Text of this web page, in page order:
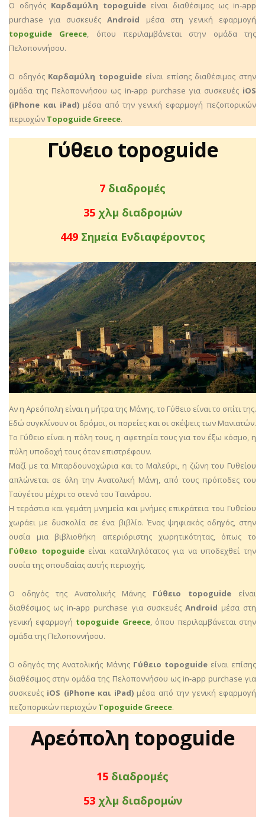
Ο οδηγός Καρδαμύλη topoguideείναι διαθέσιμος ως in-app
purchase για συσκευέςAndroid μέσα στη γενική εφαρμογή
topoguide Greece, όπου περιλαμβάνεται στην ομάδα της
Πελοποννήσου.
Ο οδηγός Καρδαμύλη topoguide είναι επίσης διαθέσιμος στην
ομάδα της Πελοποννήσου ως in-app purchase για συσκευές iOS
(iPhone και iPad)μέσα από την γενική εφαρμογή πεζοπορικών
περιοχών Topoguide Greece.
Γύθειο topoguide
7 διαδρομές
37χλμ διαδρομών
476Σημεία Ενδιαφέροντος
Αν η Αρεόπολη είναι η μήτρα της Μάνης, το Γύθειο είναι το σπίτι της.
Εδώ συγκλίνουν οι δρόμοι, οι πορείες και οι σκέψεις των Μανιατών.
Το Γύθειο είναι η πόλη τους, η αφετηρία τους για τον έξω κόσμο, η
πύλη υποδοχή τους όταν επιστρέφουν.
Μαζί με τα Μπαρδουνοχώρια και το Μαλεύρι, η ζώνη του Γυθείου
απλώνεται σε όλη την Ανατολική Μάνη, από τους πρόποδες του
Ταϋγέτου μέχρι το στενό του Ταινάρου.
Η τεράστια και γεμάτη μνημεία και μνήμες επικράτεια του Γυθείου
χωράει με δυσκολία σε ένα βιβλίο. Ένας ψηφιακός οδηγός, στην
ουσία μια βιβλιοθήκη απεριόριστης χωρητικότητας, όπως το
Γύθειο topoguideείναι καταλληλότατος για να υποδεχθεί την
ουσία της σπουδαίας αυτής περιοχής.
Ο οδηγός της Ανατολικής Μάνης Γύθειο topoguide είναι
διαθέσιμος ως in-app purchase για συσκευές Android μέσα στη
γενική εφαρμογή topoguide Greece, όπου περιλαμβάνεται στην
ομάδα της Πελοποννήσου.
Ο οδηγός της Ανατολικής Μάνης Γύθειο topoguideείναι επίσης
διαθέσιμος στην ομάδα της Πελοποννήσου ως in-app purchase για
συσκευές iOS (iPhone και iPad)μέσα από την γενική εφαρμογή
πεζοπορικών περιοχών Topoguide Greece.
Αρεόπολη topoguide
16 διαδρομές
57χλμ διαδρομών